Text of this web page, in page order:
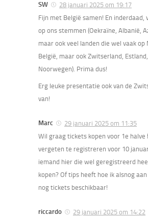
SW
28 januari 2025 om 19:17
Fijn met België samen! En inderdaad,
op ons stemmen (Oekraïne, Albanië,
maar ook veel landen die wel vaak
België, maar ook Zwitserland,
Noorwegen). Prima dus!
Erg leuke presentatie ook van de
van!
Marc
29 januari 2025 om 11:35
Wil graag tickets kopen voor 1e halve
vergeten te registreren voor 10
iemand hier die wel geregistreerd
kopen? Of tips heeft hoe ik alsnog
nog tickets beschikbaar!
riccardo
29 januari 2025 om 14:22